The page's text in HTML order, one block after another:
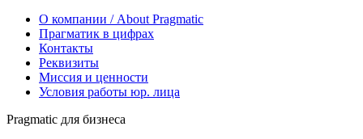
О компании / About Pragmatic
Прагматик в цифрах
Контакты
Реквизиты
Миссия и ценности
Условия работы юр. лица
Pragmatic для бизнеса